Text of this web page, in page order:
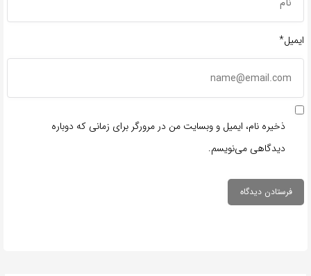
ایمیل*
ذخیره نام، ایمیل و وبسایت من در مرورگر برای زمانی که دوباره
دیدگاهی می‌نویسم.